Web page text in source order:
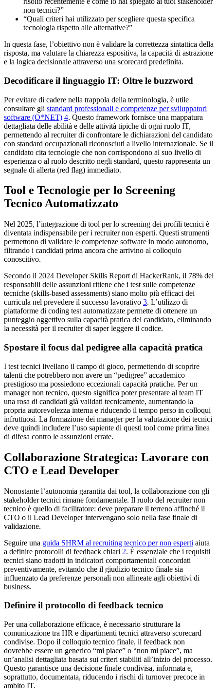
non tecnici?”
“Quali criteri hai utilizzato per scegliere questa specifica
tecnologia rispetto alle alternative?”
In questa fase, l’obiettivo non è validare la correttezza sintattica della
risposta, ma valutare la chiarezza espositiva, la capacità di astrazione
e la logica decisionale attraverso una scorecard predefinita.
Decodificare il linguaggio IT: Oltre le buzzword
Per evitare di cadere nella trappola della terminologia, è utile
consultare gli standard professionali e competenze per sviluppatori
software (O*NET) 4. Questo framework fornisce una mappatura
dettagliata delle abilità e delle attività tipiche di ogni ruolo IT,
permettendo al recruiter di confrontare le dichiarazioni del candidato
con standard occupazionali riconosciuti a livello internazionale. Se il
candidato cita tecnologie che non corrispondono al suo livello di
esperienza o al ruolo descritto negli standard, questo rappresenta un
segnale di allerta (red flag) immediato.
Tool e Tecnologie per lo Screening
Tecnico Automatizzato
Nel 2025, l’integrazione di tool per lo screening dei profili tecnici è
diventata indispensabile per i recruiter non esperti. Questi strumenti
permettono di validare le competenze software in modo autonomo,
filtrando i candidati prima ancora che arrivino al colloquio
conoscitivo.
Secondo il 2024 Developer Skills Report di HackerRank, il 78% dei
responsabili delle assunzioni ritiene che i test sulle competenze
tecniche (skills-based assessments) siano molto più efficaci dei
curricula nel prevedere il successo lavorativo 3. L’utilizzo di
piattaforme di coding test automatizzate permette di ottenere un
punteggio oggettivo sulla capacità pratica del candidato, eliminando
la necessità per il recruiter di saper leggere il codice.
Spostare il focus dal pedigree alla capacità pratica
I test tecnici livellano il campo di gioco, permettendo di scoprire
talenti che potrebbero non avere un “pedigree” accademico
prestigioso ma possiedono eccezionali capacità pratiche. Per un
manager non tecnico, questo significa poter presentare al team IT
una rosa di candidati già validati tecnicamente, aumentando la
propria autorevolezza interna e riducendo il tempo perso in colloqui
infruttuosi. La formazione dei manager per la valutazione dei tecnici
deve quindi includere l’uso sapiente di questi tool come prima linea
di difesa contro le assunzioni errate.
Collaborazione Strategica: Lavorare con
CTO e Lead Developer
Nonostante l’autonomia garantita dai tool, la collaborazione con gli
stakeholder tecnici rimane fondamentale. Il ruolo del recruiter non
tecnico è quello di facilitatore: deve preparare il terreno affinché il
CTO o il Lead Developer intervengano solo nella fase finale di
validazione.
Seguire una guida SHRM al recruiting tecnico per non esperti aiuta
a definire protocolli di feedback chiari 2. È essenziale che i requisiti
tecnici siano tradotti in indicatori comportamentali concordati
preventivamente, evitando che il giudizio tecnico finale sia
influenzato da preferenze personali non allineate agli obiettivi di
business.
Definire il protocollo di feedback tecnico
Per una collaborazione efficace, è necessario strutturare la
comunicazione tra HR e dipartimenti tecnici attraverso scorecard
condivise. Dopo il colloquio tecnico finale, il feedback non
dovrebbe essere un generico “mi piace” o “non mi piace”, ma
un’analisi dettagliata basata sui criteri stabiliti all’inizio del processo.
Questo garantisce una decisione finale condivisa, informata e,
soprattutto, documentata, riducendo i rischi di turnover precoce in
ambito IT.